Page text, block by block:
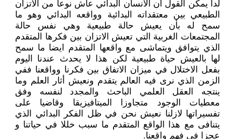
لدا يمكن القول ان الانسان البدائي عاش نوعا من الاتزان
الطبيعي بين معتقداته البدائية وواقعه البدائي وهو ما
سمح له بأن يعيش حالة طبيعية وهي نفس حالة
المجتمعات الغربية التي تعيش الاتزان بين فكرها المتقدم
الذي يتوافق ويتماشى مع واقعها المتقدم ايضا ما سمح
لها بالعيش حياة طبيعية لكن هذا لا يحدث عندنا اليوم
بفعل الاختلال في ميزان الاتفاق بين فكرنا وواقعنا ففي
الزمن الذي نرى فيه العالم يتقدم ونعيش أثار العلم وما
ينتجه العقل العلمي الباحث والمجدد لنفسه وفق
معطيات الوجود متجاوزا الميتافيزيقا وقاضيا على
تفسيراتها لازلنا نعيش نحن في ظل الفكر البدائي الذي
يتنافى مع هذا الواقع المتقدم ما سبب خللا في حياتنا و
عجزا في فهم واقعنا.